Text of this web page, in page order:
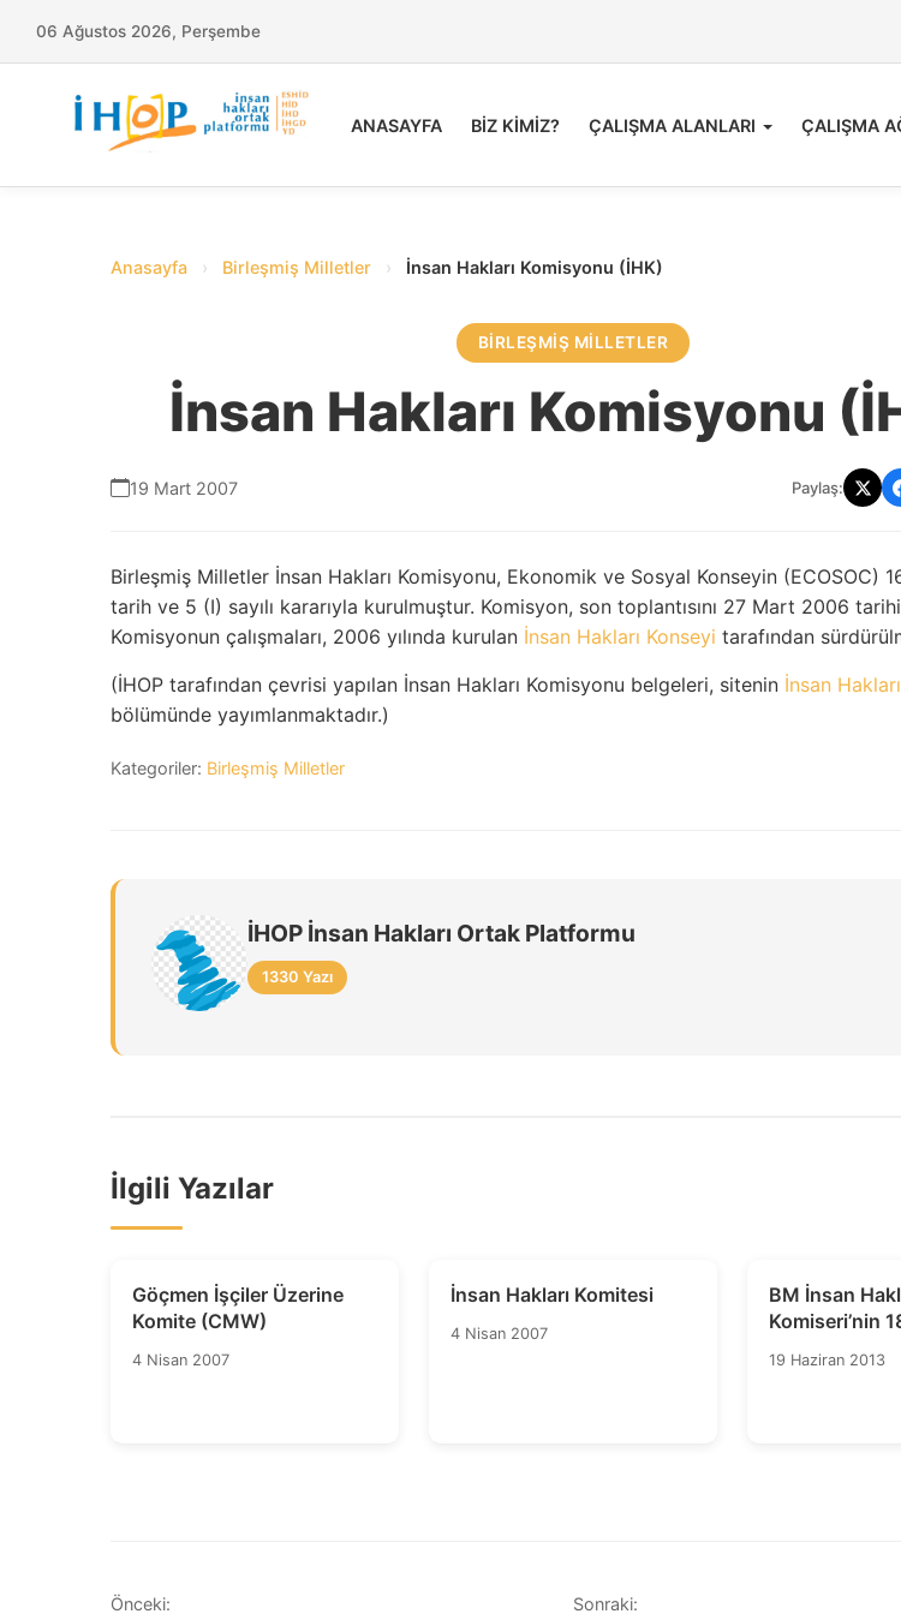
06 Ağustos 2026, Perşembe
ANASAYFA BİZ KİMİZ? ÇALIŞMA ALANLARI ÇALIŞMA
Anasayfa › Birleşmiş Milletler › İnsan Hakları Komisyonu (İHK)
BIRLEŞMIŞ MILLETLER
İnsan Hakları Komisyonu
19 Mart 2007 Paylaş:
Birleşmiş Milletler İnsan Hakları Komisyonu, Ekonomik ve Sosyal Konseyin (ECOSOC)
tarih ve 5 (I) sayılı kararıyla kurulmuştur. Komisyon, son toplantısını 27 Mart 2006
Komisyonun çalışmaları, 2006 yılında kurulan İnsan Hakları Konseyi tarafından
(İHOP tarafından çevrisi yapılan İnsan Hakları Komisyonu belgeleri, sitenin İnsan
bölümünde yayımlanmaktadır.)
Kategoriler: Birleşmiş Milletler
İHOP İnsan Hakları Ortak Platformu
1330 Yazı
İlgili Yazılar
Göçmen İşçiler Üzerine
Komite (CMW)
4 Nisan 2007
İnsan Hakları Komitesi
4 Nisan 2007
BM İnsan
Komiseri’nin
Tarihli
19 Haziran 2013
Önceki: Sonraki: